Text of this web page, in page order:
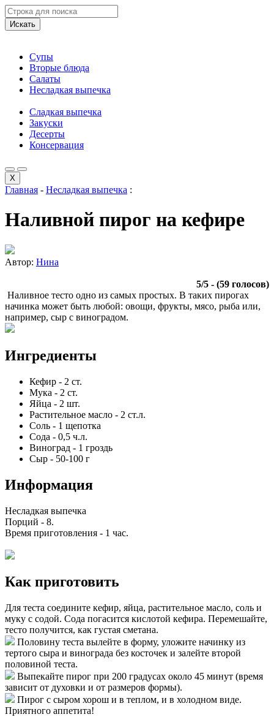
Искать
Супы
Вторые блюда
Салаты
Несладкая выпечка
Сладкая выпечка
Закуски
Десерты
Консервация
X
Главная - Несладкая выпечка :
Наливной пирог на кефире
Автор: Нина
5/5 - (59 голосов)
Наливное тесто одно из самых простых. В таких пирогах
начинка может быть любой: овощи, фрукты, мясо, рыба или,
например, сыр с виноградом.
Ингредиенты
Кефир - 2 ст.
Мука - 2 ст.
Яйца - 2 шт.
Растительное масло - 2 ст.л.
Соль - 1 щепотка
Сода - 0,5 ч.л.
Виноград - 1 гроздь
Сыр - 50-100 г
Информация
Несладкая выпечка
Порций - 8.
Время приготовления - 1 час.
Как приготовить
Для теста соедините кефир, яйца, растительное масло, соль и
муку с содой. Сода погасится кислотой кефира. Перемешайте,
тесто получится, как густая сметана.
Половину теста вылейте в форму, уложите начинку из
тертого сыра и винограда без косточек и залейте второй
половиной теста.
Выпекайте пирог при 200 градусах около 45 минут (время
зависит от духовки и от размеров формы).
Пирог с сыром хорош и в теплом, и в холодном виде.
Приятного аппетита!